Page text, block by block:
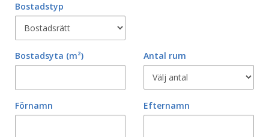
Bostadstyp
Bostadsyta (m²) Antal rum
Förnamn Efternamn